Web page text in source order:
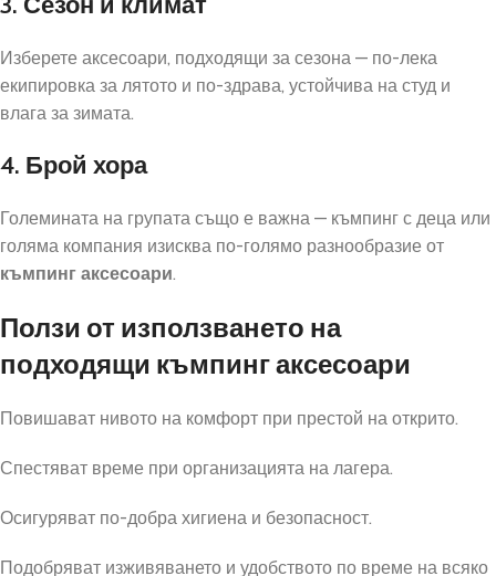
Изберете аксесоари, подходящи за сезона — по-лека
екипировка за лятото и по-здрава, устойчива на студ и
влага за зимата.
4. Брой хора
Големината на групата също е важна — къмпинг с деца или
голяма компания изисква по-голямо разнообразие от
къмпинг аксесоари.
Ползи от използването на
подходящи къмпинг аксесоари
Повишават нивото на комфорт при престой на открито.
Спестяват време при организацията на лагера.
Осигуряват по-добра хигиена и безопасност.
Подобряват изживяването и удобството по време на всяко